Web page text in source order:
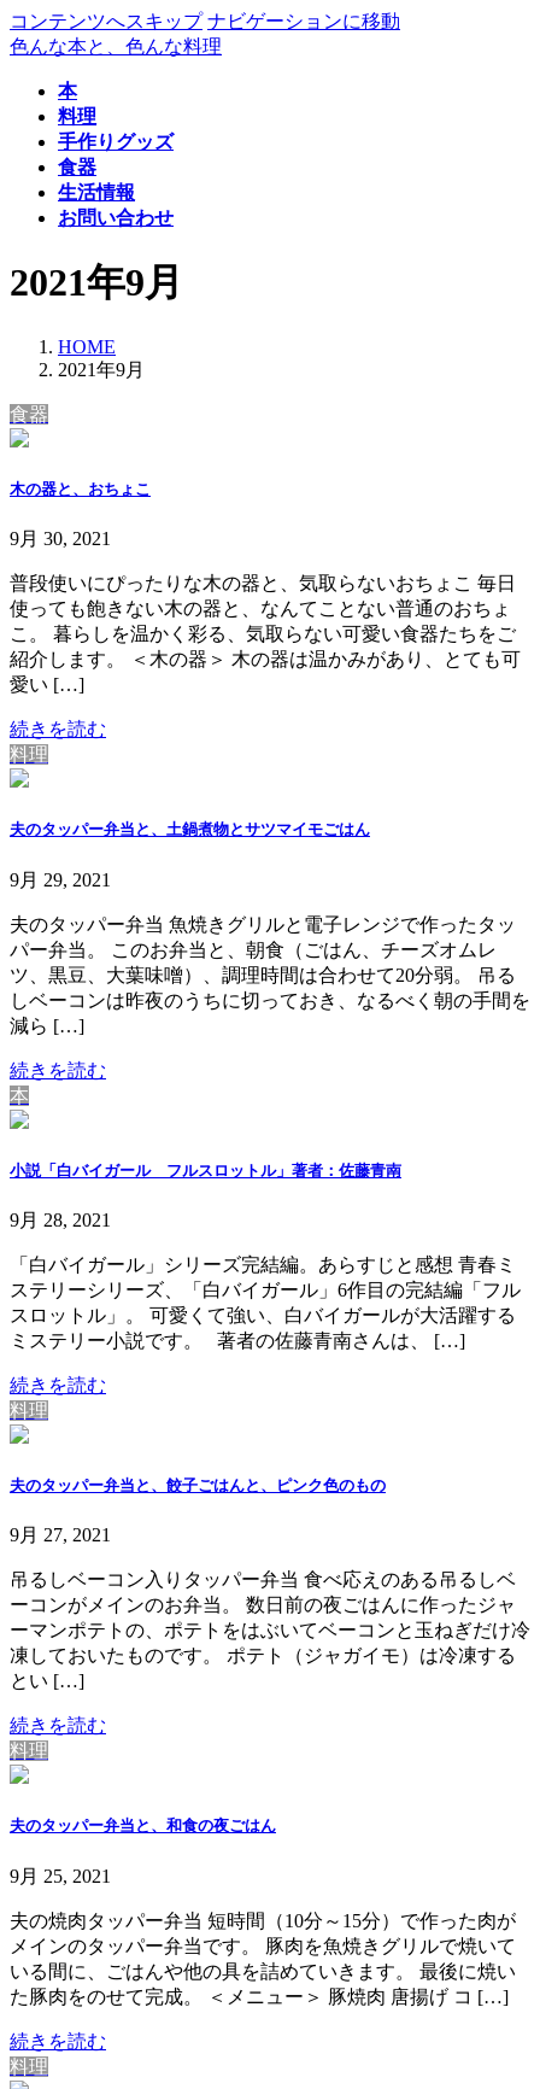
コンテンツへスキップ ナビゲーションに移動
色んな本と、色んな料理
本
料理
手作りグッズ
食器
生活情報
お問い合わせ
2021年9月
HOME
2021年9月
食器
木の器と、おちょこ
9月 30, 2021
普段使いにぴったりな木の器と、気取らないおちょこ 毎日
使っても飽きない木の器と、なんてことない普通のおちょ
こ。 暮らしを温かく彩る、気取らない可愛い食器たちをご
紹介します。 ＜木の器＞ 木の器は温かみがあり、とても可
愛い […]
続きを読む
料理
夫のタッパー弁当と、土鍋煮物とサツマイモごはん
9月 29, 2021
夫のタッパー弁当 魚焼きグリルと電子レンジで作ったタッ
パー弁当。 このお弁当と、朝食（ごはん、チーズオムレ
ツ、黒豆、大葉味噌）、調理時間は合わせて20分弱。 吊る
しベーコンは昨夜のうちに切っておき、なるべく朝の手間を
減ら […]
続きを読む
本
小説「白バイガール フルスロットル」著者：佐藤青南
9月 28, 2021
「白バイガール」シリーズ完結編。あらすじと感想 青春ミ
ステリーシリーズ、「白バイガール」6作目の完結編「フル
スロットル」。 可愛くて強い、白バイガールが大活躍する
ミステリー小説です。 著者の佐藤青南さんは、 […]
続きを読む
料理
夫のタッパー弁当と、餃子ごはんと、ピンク色のもの
9月 27, 2021
吊るしベーコン入りタッパー弁当 食べ応えのある吊るしベ
ーコンがメインのお弁当。 数日前の夜ごはんに作ったジャ
ーマンポテトの、ポテトをはぶいてベーコンと玉ねぎだけ冷
凍しておいたものです。 ポテト（ジャガイモ）は冷凍する
とい […]
続きを読む
料理
夫のタッパー弁当と、和食の夜ごはん
9月 25, 2021
夫の焼肉タッパー弁当 短時間（10分～15分）で作った肉が
メインのタッパー弁当です。 豚肉を魚焼きグリルで焼いて
いる間に、ごはんや他の具を詰めていきます。 最後に焼い
た豚肉をのせて完成。 ＜メニュー＞ 豚焼肉 唐揚げ コ […]
続きを読む
料理